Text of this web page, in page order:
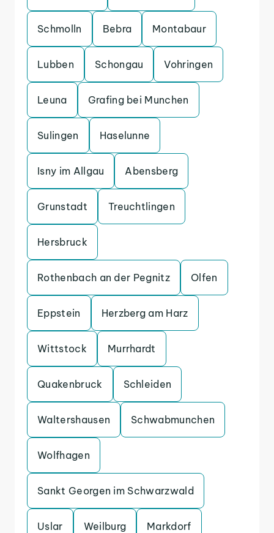
Schmolln Bebra Montabaur
Lubben Schongau Vohringen
Leuna Grafing bei Munchen
Sulingen Haselunne
Isny im Allgau Abensberg
Grunstadt Treuchtlingen
Hersbruck
Rothenbach an der Pegnitz Olfen
Eppstein Herzberg am Harz
Wittstock Murrhardt
Quakenbruck Schleiden
Waltershausen Schwabmunchen
Wolfhagen
Sankt Georgen im Schwarzwald
Uslar Weilburg Markdorf